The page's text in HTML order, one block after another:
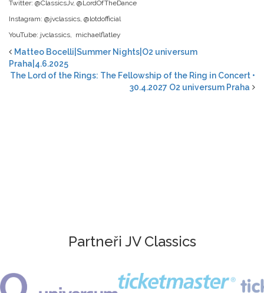
Twitter: @ClassicsJv, @LordOfTheDance
Instagram: @jvclassics, @lotdofficial
YouTube: jvclassics, michaelflatley
Matteo Bocelli|Summer Nights|O2 universum
Praha|4.6.2025
The Lord of the Rings: The Fellowship of the Ring in Concert •
30.4.2027 O2 universum Praha
Partneři JV Classics